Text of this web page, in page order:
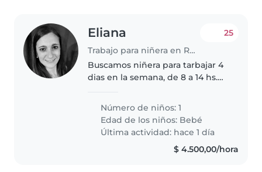
Eliana
Trabajo para niñera en Rosario
25
Buscamos niñera para tarbajar 4
dias en la semana, de 8 a 14 hs.
15 meses, mientras yo trabajo en
casa. solo hay que encargarse del
bebe, no hay que..
Número de niños: 1
Edad de los niños: Bebé
Última actividad: hace 1 día
$ 4.500,00/hora